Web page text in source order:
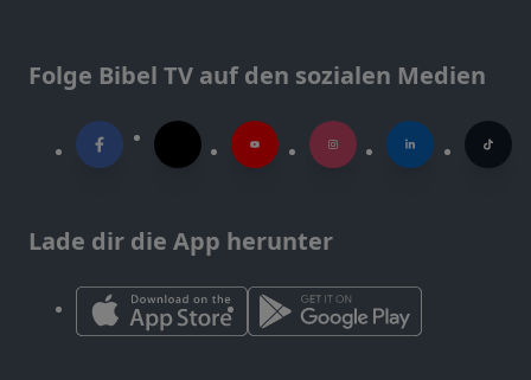
Folge Bibel TV auf den sozialen Medien
Lade dir die App herunter